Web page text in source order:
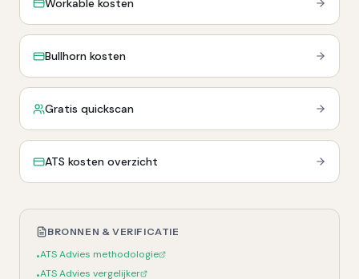
Workable kosten
Bullhorn kosten
Gratis quickscan
ATS kosten overzicht
BRONNEN & VERIFICATIE
•ATS Advies methodologie
•ATS Advies vergelijker